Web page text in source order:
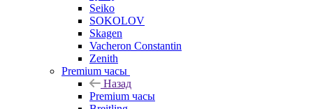
Seiko
SOKOLOV
Skagen
Vacheron Constantin
Zenith
Premium часы
Назад
Premium часы